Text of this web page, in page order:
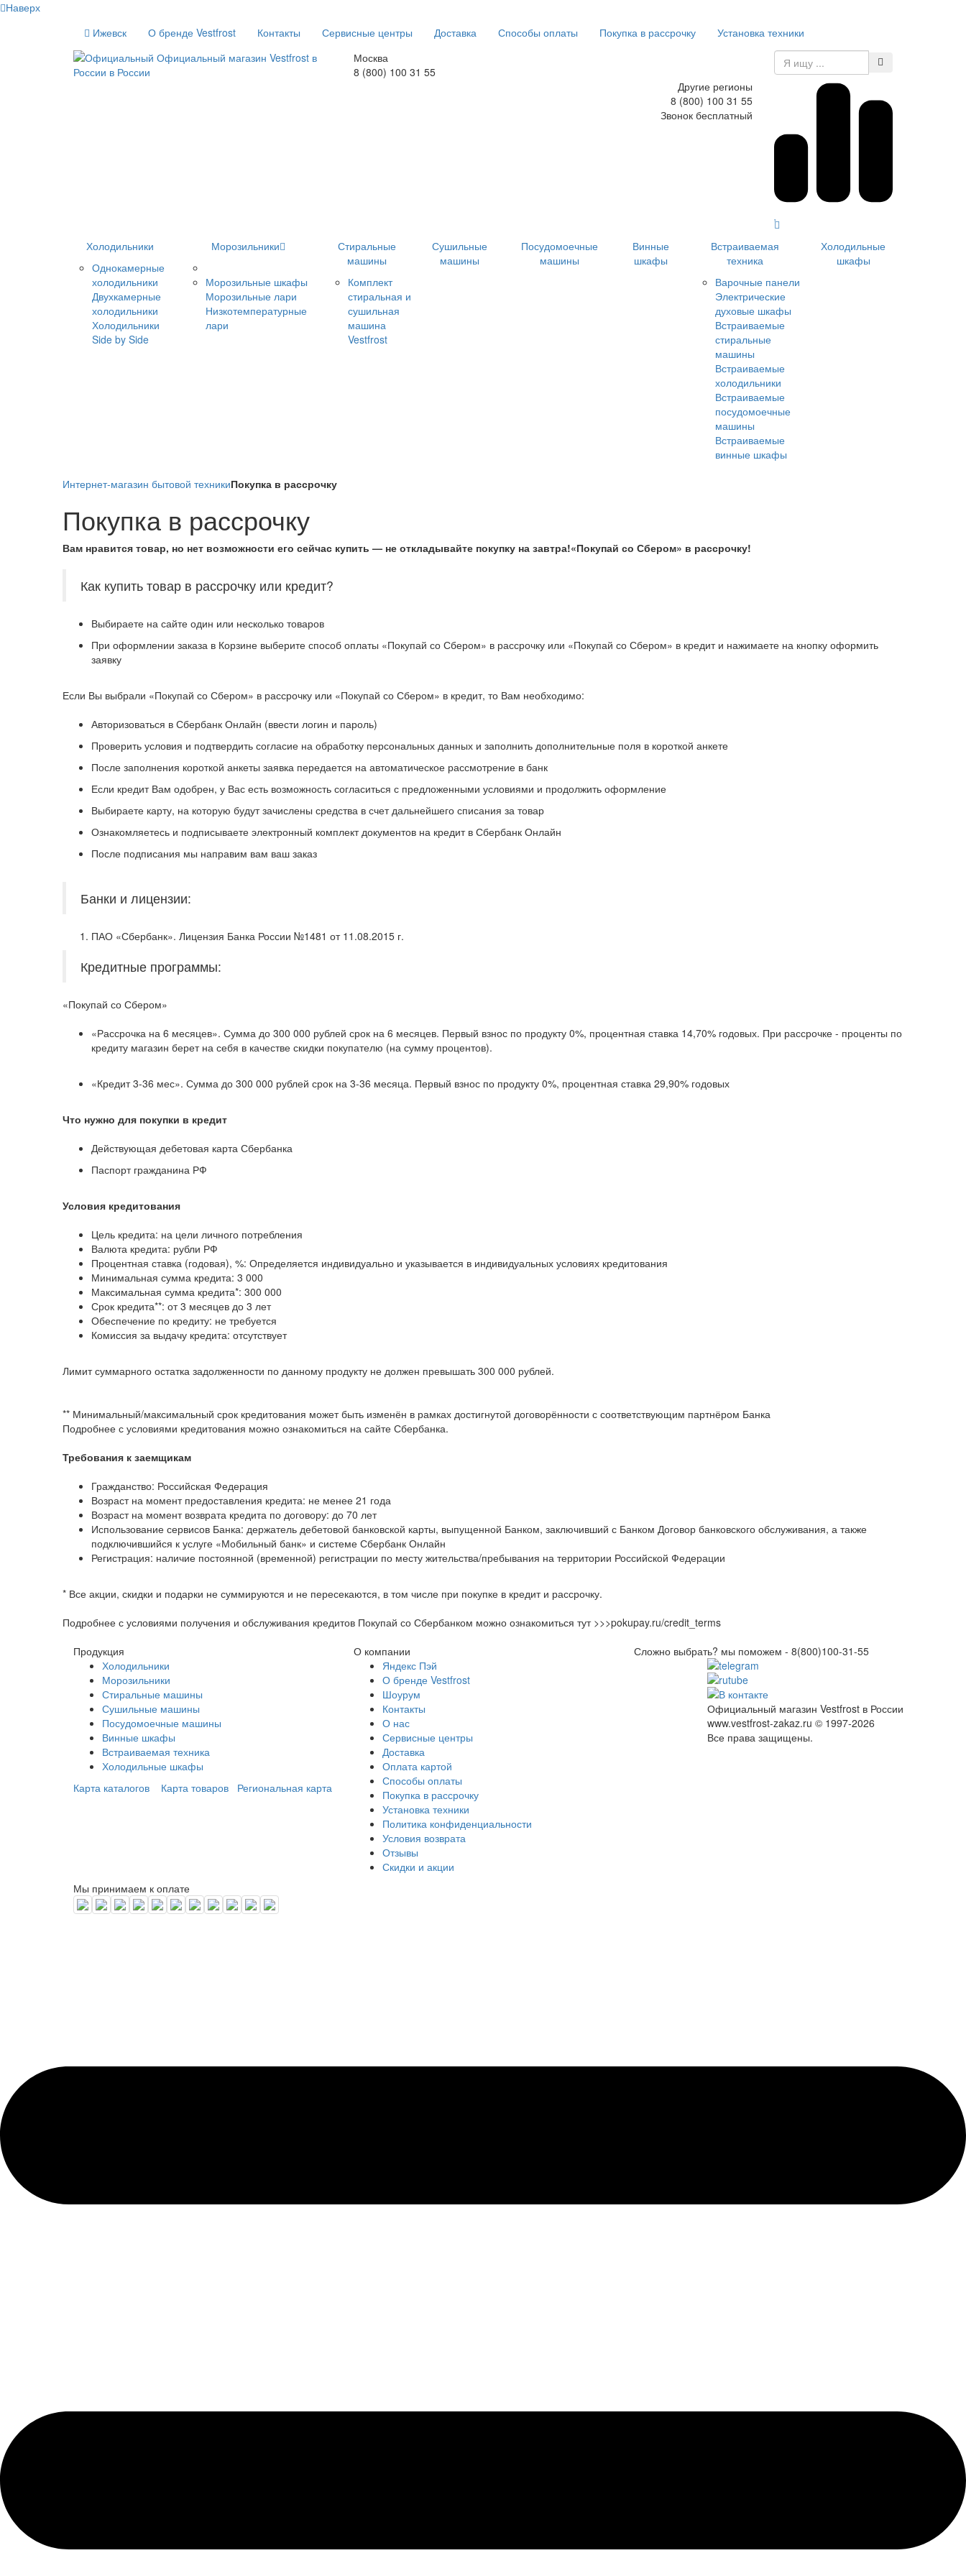
Наверх
Ижевск
О бренде Vestfrost Контакты Сервисные центры Доставка Способы оплаты Покупка в рассрочку
Установка техники
Москва
8 (800) 100 31 55
Другие регионы
8 (800) 100 31 55
Звонок бесплатный
Холодильники
Однокамерные
холодильники
Двухкамерные
холодильники
Холодильники
Side by Side
Морозильники
Морозильные шкафы
Морозильные лари
Низкотемпературные
лари
Стиральные
машины
Комплект
стиральная и
сушильная
машина
Vestfrost
Сушильные
машины
Посудомоечные
машины
Винные
шкафы
Встраиваемая
техника
Варочные панели
Электрические
духовые шкафы
Встраиваемые
стиральные
машины
Встраиваемые
холодильники
Встраиваемые
посудомоечные
машины
Встраиваемые
винные шкафы
Холодильные
шкафы
Интернет-магазин бытовой техникиПокупка в рассрочку
Покупка в рассрочку
Вам нравится товар, но нет возможности его сейчас купить — не откладывайте покупку на завтра!«Покупай со Сбером» в рассрочку!
Как купить товар в рассрочку или кредит?
Выбираете на сайте один или несколько товаров
При оформлении заказа в Корзине выберите способ оплаты «Покупай со Сбером» в рассрочку или «Покупай со Сбером» в кредит и нажимаете на кнопку оформить
заявку
Если Вы выбрали «Покупай со Сбером» в рассрочку или «Покупай со Сбером» в кредит, то Вам необходимо:
Авторизоваться в Сбербанк Онлайн (ввести логин и пароль)
Проверить условия и подтвердить согласие на обработку персональных данных и заполнить дополнительные поля в короткой анкете
После заполнения короткой анкеты заявка передается на автоматическое рассмотрение в банк
Если кредит Вам одобрен, у Вас есть возможность согласиться с предложенными условиями и продолжить оформление
Выбираете карту, на которую будут зачислены средства в счет дальнейшего списания за товар
Ознакомляетесь и подписываете электронный комплект документов на кредит в Сбербанк Онлайн
После подписания мы направим вам ваш заказ
Банки и лицензии:
ПАО «Сбербанк». Лицензия Банка России №1481 от 11.08.2015 г.
Кредитные программы:
«Покупай со Сбером»
«Рассрочка на 6 месяцев». Сумма до 300 000 рублей срок на 6 месяцев. Первый взнос по продукту 0%, процентная ставка 14,70% годовых. При рассрочке - проценты по
кредиту магазин берет на себя в качестве скидки покупателю (на сумму процентов).
«Кредит 3-36 мес». Сумма до 300 000 рублей срок на 3-36 месяца. Первый взнос по продукту 0%, процентная ставка 29,90% годовых
Что нужно для покупки в кредит
Действующая дебетовая карта Сбербанка
Паспорт гражданина РФ
Условия кредитования
Цель кредита: на цели личного потребления
Валюта кредита: рубли РФ
Процентная ставка (годовая), %: Определяется индивидуально и указывается в индивидуальных условиях кредитования
Минимальная сумма кредита: 3 000
Максимальная сумма кредита*: 300 000
Срок кредита**: от 3 месяцев до 3 лет
Обеспечение по кредиту: не требуется
Комиссия за выдачу кредита: отсутствует
Лимит суммарного остатка задолженности по данному продукту не должен превышать 300 000 рублей.
** Минимальный/максимальный срок кредитования может быть изменён в рамках достигнутой договорённости с соответствующим партнёром Банка
Подробнее с условиями кредитования можно ознакомиться на сайте Сбербанка.
Требования к заемщикам
Гражданство: Российская Федерация
Возраст на момент предоставления кредита: не менее 21 года
Возраст на момент возврата кредита по договору: до 70 лет
Использование сервисов Банка: держатель дебетовой банковской карты, выпущенной Банком, заключивший с Банком Договор банковского обслуживания, а также
подключившийся к услуге «Мобильный банк» и системе Сбербанк Онлайн
Регистрация: наличие постоянной (временной) регистрации по месту жительства/пребывания на территории Российской Федерации
* Все акции, скидки и подарки не суммируются и не пересекаются, в том числе при покупке в кредит и рассрочку.
Подробнее с условиями получения и обслуживания кредитов Покупай со Сбербанком можно ознакомиться тут >>>pokupay.ru/credit_terms
Продукция
О компании Сложно выбрать? мы поможем - 8(800)100-31-55
Холодильники
Морозильники
Стиральные машины
Сушильные машины
Посудомоечные машины
Винные шкафы
Встраиваемая техника
Холодильные шкафы
Карта каталогов
Карта товаров Региональная карта
Яндекс Пэй
О бренде Vestfrost
Шоурум
Контакты
О нас
Сервисные центры
Доставка
Оплата картой
Способы оплаты
Покупка в рассрочку
Установка техники
Политика конфиденциальности
Условия возврата
Отзывы
Скидки и акции
Официальный магазин Vestfrost в России
www.vestfrost-zakaz.ru © 1997-2026
Все права защищены.
Мы принимаем к оплате